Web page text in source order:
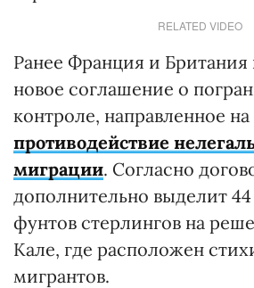
RELATED VIDEO
Ранее Франция и
новое соглашение о
контроле, направленное на
противодействие
миграции. Согласно
дополнительно выделит
фунтов стерлингов на
Кале, где расположен
мигрантов.